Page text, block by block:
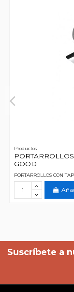
Productos
GOOD
PORTARROLLOS CON
Suscríbete a